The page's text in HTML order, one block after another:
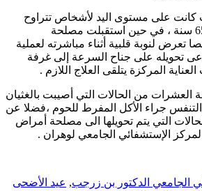
كانت على مستوى اليد لأشخاص تتراوح
أعمارهم مابين 24 الى 65 سنة ، في حين استقبلت مصلحة
تعرض لنوبة قلبية أثناء مباشرته لعملية
تحويله على جناح السرعة إلى غرفة
المركزة يتلقى العلاج اللازم .
من الحالات التي أصيبت بالغثيان
جراء الأكل المفرط للحوم ،فضلا عن
التي يتم تحويلها الى مصلحة أمراض
الإستشفائي الجامعي لوهران .
الجامعي الدكتور بن زرجب, عيد الأضحى